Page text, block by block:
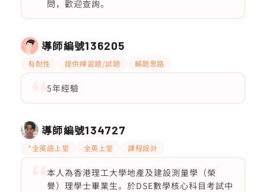
問，歡迎查詢。
導師編號136205
有耐性 提供練習題/試題 解題思路
5年經驗
導師編號134727
*全英語上堂 全英上堂 課程設計
本人為香港理工大學地產及建設測量學（榮
譽）理學士畢業生。於DSE數學核心科目考試中